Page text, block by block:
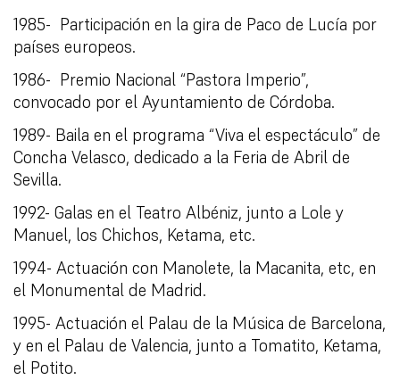
1985- Participación en la gira de Paco de Lucía por
países europeos.
1986- Premio Nacional “Pastora Imperio”,
convocado por el Ayuntamiento de Córdoba.
1989- Baila en el programa “Viva el espectáculo” de
Concha Velasco, dedicado a la Feria de Abril de
Sevilla.
1992- Galas en el Teatro Albéniz, junto a Lole y
Manuel, los Chichos, Ketama, etc.
1994- Actuación con Manolete, la Macanita, etc, en
el Monumental de Madrid.
1995- Actuación el Palau de la Música de Barcelona,
y en el Palau de Valencia, junto a Tomatito, Ketama,
el Potito.